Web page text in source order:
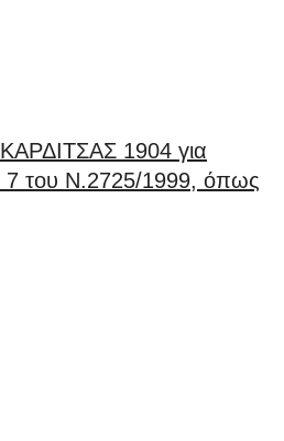
1904 για
του Ν.2725/1999, όπως